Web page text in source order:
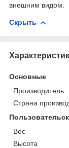
внешним видом.
Скрыть
Основные
Производитель
Страна
Вес
Высота